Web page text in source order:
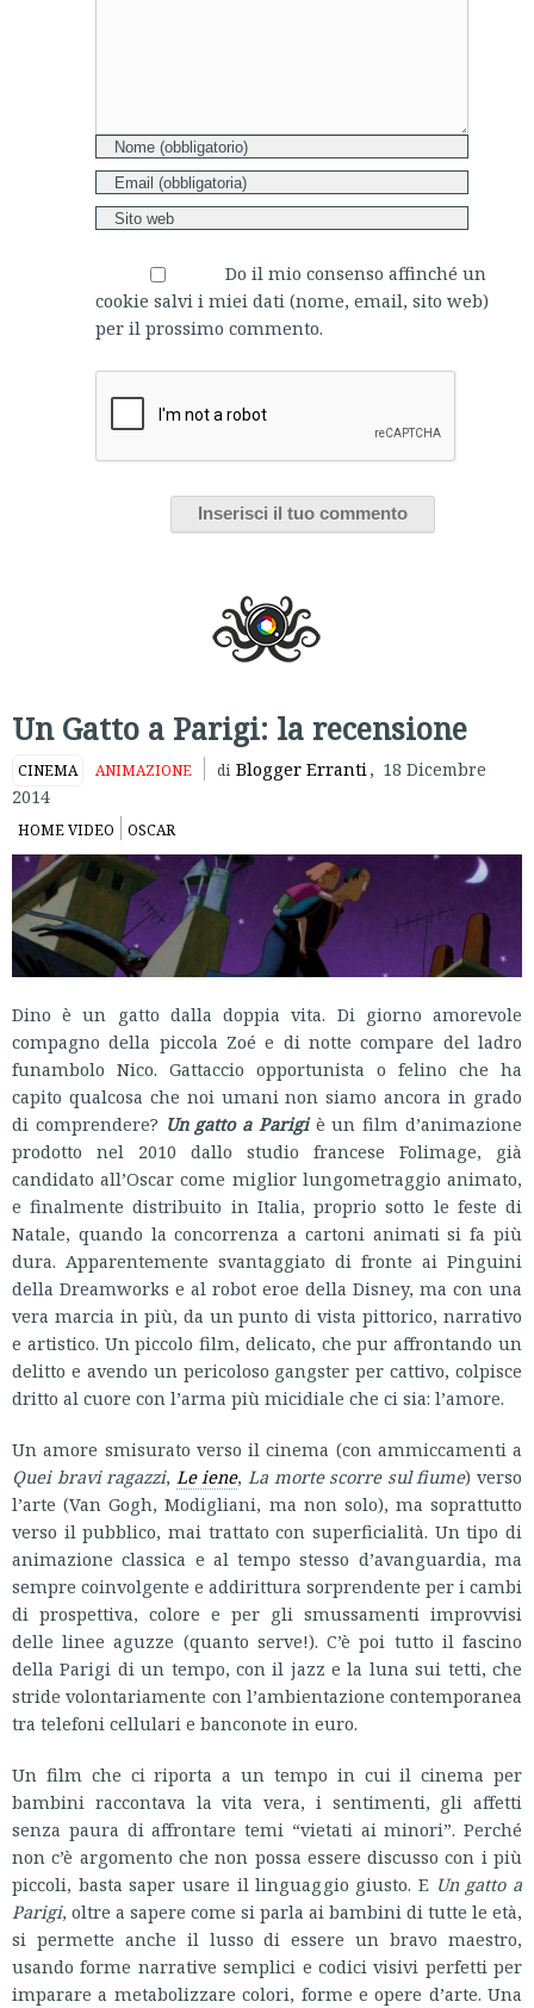
Do il mio consenso affinché un
cookie salvi i miei dati (nome, email, sito web)
per il prossimo commento.
Un Gatto a Parigi: la recensione
CINEMA ANIMAZIONE di Blogger Erranti , 18 Dicembre
2014
HOME VIDEO OSCAR
Dino è un gatto dalla doppia vita. Di giorno amorevole
compagno della piccola Zoé e di notte compare del ladro
funambolo Nico. Gattaccio opportunista o felino che ha
capito qualcosa che noi umani non siamo ancora in grado
di comprendere? Un gatto a Parigiè un film d’animazione
prodotto nel 2010 dallo studio francese Folimage, già
candidato all’Oscar come miglior lungometraggio animato,
e finalmente distribuito in Italia, proprio sotto le feste di
Natale, quando la concorrenza a cartoni animati si fa più
dura. Apparentemente svantaggiato di fronte ai Pinguini
della Dreamworks e al robot eroe della Disney, ma con una
vera marcia in più, da un punto di vista pittorico, narrativo
e artistico. Un piccolo film, delicato, che pur affrontando un
delitto e avendo un pericoloso gangster per cattivo, colpisce
dritto al cuore con l’arma più micidiale che ci sia: l’amore.
Un amore smisurato verso il cinema (con ammiccamenti a
Quei bravi ragazzi, Le iene,La morte scorre sul fiume) verso
l’arte (Van Gogh, Modigliani, ma non solo), ma soprattutto
verso il pubblico, mai trattato con superficialità. Un tipo di
animazione classica e al tempo stesso d’avanguardia, ma
sempre coinvolgente e addirittura sorprendente per i cambi
di prospettiva, colore e per gli smussamenti improvvisi
delle linee aguzze (quanto serve!). C’è poi tutto il fascino
della Parigi di un tempo, con il jazz e la luna sui tetti, che
stride volontariamente con l’ambientazione contemporanea
tra telefoni cellulari e banconote in euro.
Un film che ci riporta a un tempo in cui il cinema per
bambini raccontava la vita vera, i sentimenti, gli affetti
senza paura di affrontare temi “vietati ai minori”. Perché
non c’è argomento che non possa essere discusso con i più
piccoli, basta saper usare il linguaggio giusto. E Un gatto a
Parigi, oltre a sapere come si parla ai bambini di tutte le età,
si permette anche il lusso di essere un bravo maestro,
usando forme narrative semplici e codici visivi perfetti per
imparare a metabolizzare colori, forme e opere d’arte. Una